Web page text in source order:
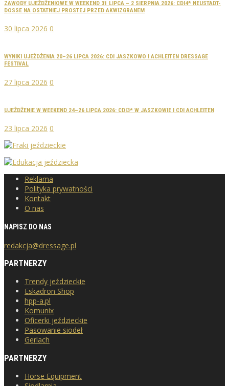
ZAWODY UJEŻDŻENIOWE W WEEKEND 31 LIPCA – 2 SIERPNIA 2026: CDI4* NEUSTADT-
DOSSE NA OSTATNIEJ PROSTEJ PRZED AKWIZGRANEM
30 lipca 2026 0
WYNIKI UJEŻDŻENIA 20–26 LIPCA 2026: CDI JASZKOWO I ACHLEITEN DRESSAGE
FESTIVAL
27 lipca 2026 0
UJEŻDŻENIE W WEEKEND 24–26 LIPCA 2026: CDI3* W JASZKOWIE I CDI ACHLEITEN
23 lipca 2026 0
Reklama
Polityka prywatności
Kontakt
O nas
NAPISZ DO NAS
redakcja@dressage.pl
PARTNERZY
Trendy jeździeckie
Eskadron Shop
hpp-a.pl
Komunix
Oficerki jeździeckie
Pasowanie siodeł
Gerlach
PARTNERZY
Horse Equipment